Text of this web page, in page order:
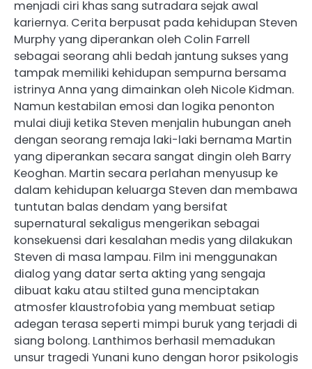
menjadi ciri khas sang sutradara sejak awal
kariernya. Cerita berpusat pada kehidupan Steven
Murphy yang diperankan oleh Colin Farrell
sebagai seorang ahli bedah jantung sukses yang
tampak memiliki kehidupan sempurna bersama
istrinya Anna yang dimainkan oleh Nicole Kidman.
Namun kestabilan emosi dan logika penonton
mulai diuji ketika Steven menjalin hubungan aneh
dengan seorang remaja laki-laki bernama Martin
yang diperankan secara sangat dingin oleh Barry
Keoghan. Martin secara perlahan menyusup ke
dalam kehidupan keluarga Steven dan membawa
tuntutan balas dendam yang bersifat
supernatural sekaligus mengerikan sebagai
konsekuensi dari kesalahan medis yang dilakukan
Steven di masa lampau. Film ini menggunakan
dialog yang datar serta akting yang sengaja
dibuat kaku atau stilted guna menciptakan
atmosfer klaustrofobia yang membuat setiap
adegan terasa seperti mimpi buruk yang terjadi di
siang bolong. Lanthimos berhasil memadukan
unsur tragedi Yunani kuno dengan horor psikologis